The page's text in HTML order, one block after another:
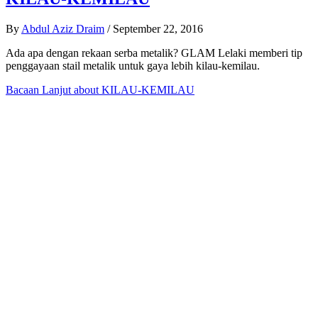
By Abdul Aziz Draim / September 22, 2016
Ada apa dengan rekaan serba metalik? GLAM Lelaki memberi tip
penggayaan stail metalik untuk gaya lebih kilau-kemilau.
Bacaan Lanjut about KILAU-KEMILAU